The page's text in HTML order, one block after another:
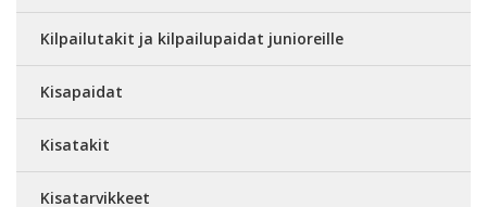
Kilpailutakit ja kilpailupaidat junioreille
Kisapaidat
Kisatakit
Kisatarvikkeet